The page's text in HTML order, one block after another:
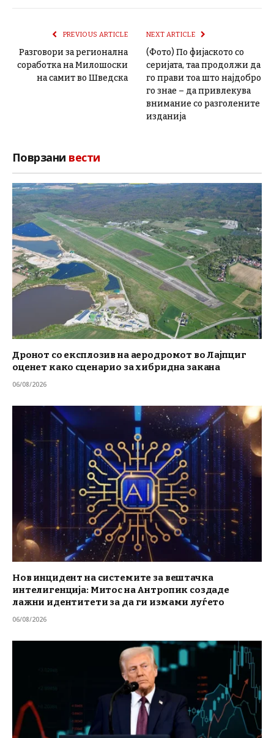
PREVIOUS ARTICLE
Разговори за регионална
соработка на Милошоски
на самит во Шведска
NEXT ARTICLE
(Фото) По фијаското со
серијата, таа продолжи да
го прави тоа што најдобро
го знае – да привлекува
внимание со разголените
изданија
Поврзани вести
Дронот со експлозив на аеродромот во Лајпциг
оценет како сценарио за хибридна закана
06/08/2026
Нов инцидент на системите за вештачка
интелигенција: Митос на Антропик создаде
лажни идентитети за да ги измами луѓето
06/08/2026